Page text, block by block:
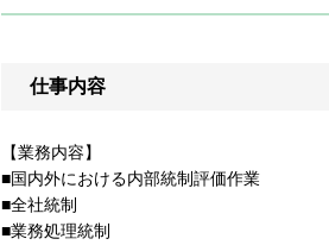
仕事内容
【業務内容】
■国内外における内部統制評価作業
■全社統制
■業務処理統制